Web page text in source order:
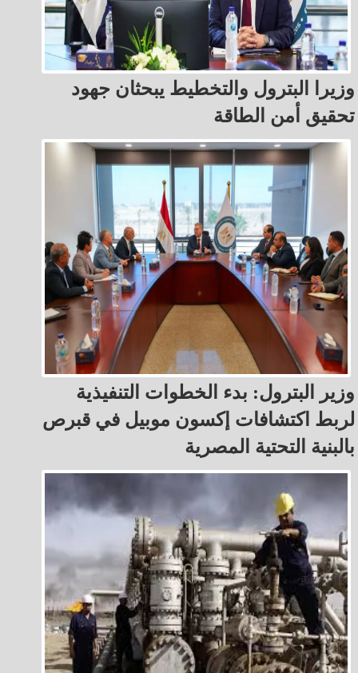
وزيرا البترول والتخطيط يبحثان جهود
تحقيق أمن الطاقة
وزير البترول: بدء الخطوات التنفيذية
لربط اكتشافات إكسون موبيل في قبرص
بالبنية التحتية المصرية